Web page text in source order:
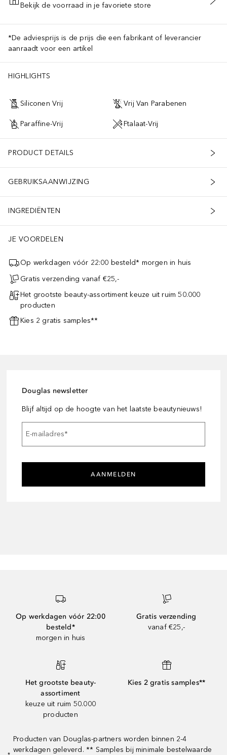
VOEG TOE AAN WINKELMANDJE
Bekijk de voorraad in je favoriete store
*De adviesprijs is de prijs die een fabrikant of leverancier
aanraadt voor een artikel
HIGHLIGHTS
Siliconen Vrij Vrij Van Parabenen
Paraffine-Vrij Ftalaat-Vrij
PRODUCT DETAILS
GEBRUIKSAANWIJZING
INGREDIËNTEN
JE VOORDELEN
Op werkdagen vóór 22:00 besteld* morgen in huis
Gratis verzending vanaf €25,-
Het grootste beauty-assortiment keuze uit ruim 50.000
producten
Kies 2 gratis samples**
Douglas newsletter
Blijf altijd op de hoogte van het laatste beautynieuws!
E-mailadres*
AANMELDEN
Op werkdagen vóór 22:00
besteld*
morgen in huis
Gratis verzending
vanaf €25,-
Het grootste beauty-
assortiment
keuze uit ruim 50.000
producten
Kies 2 gratis samples**
Producten van Douglas-partners worden binnen 2-4
werkdagen geleverd. ** Samples bij minimale bestelwaarde